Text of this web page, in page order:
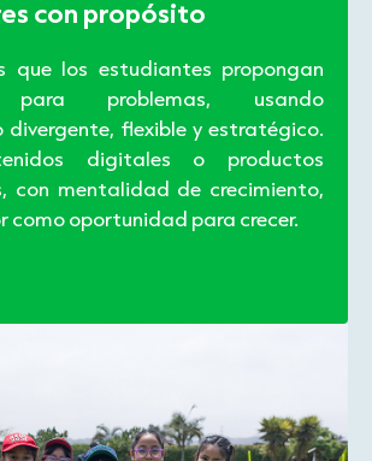
con propósito
que los estudiantes propongan
para problemas, usando
divergente, flexible y estratégico.
digitales o productos
con mentalidad de crecimiento,
como oportunidad para crecer.